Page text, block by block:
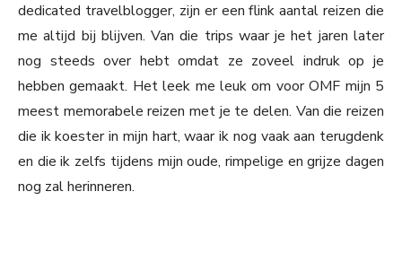
dedicated travelblogger, zijn er een flink aantal reizen die
me altijd bij blijven. Van die trips waar je het jaren later
nog steeds over hebt omdat ze zoveel indruk op je
hebben gemaakt. Het leek me leuk om voor OMF mijn 5
meest memorabele reizen met je te delen. Van die reizen
die ik koester in mijn hart, waar ik nog vaak aan terugdenk
en die ik zelfs tijdens mijn oude, rimpelige en grijze dagen
nog zal herinneren.